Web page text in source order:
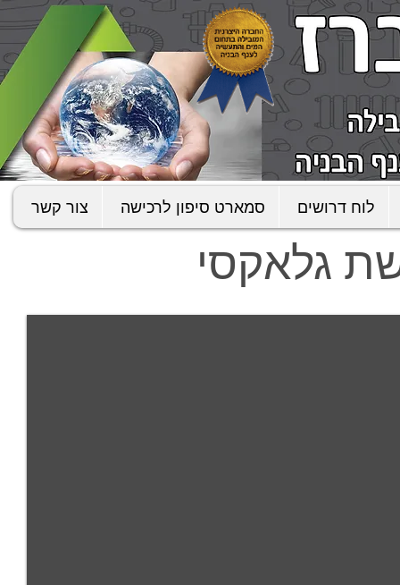
צור קשר סמארט סיפון לרכישה לוח דרושים
גלאקסי